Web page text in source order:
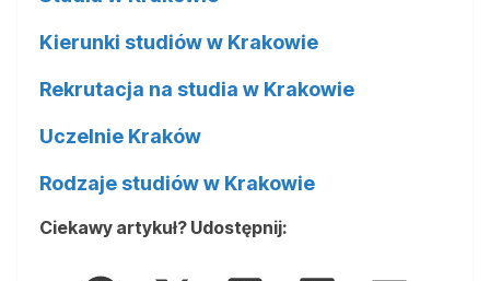
Kierunki studiów w Krakowie
Rekrutacja na studia w Krakowie
Uczelnie Kraków
Rodzaje studiów w Krakowie
Ciekawy artykuł? Udostępnij: